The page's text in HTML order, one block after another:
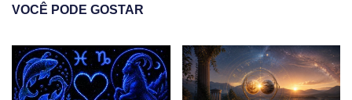
VOCÊ PODE GOSTAR